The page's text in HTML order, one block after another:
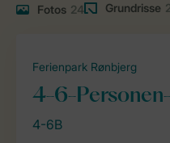
Fotos 24 Grundrisse 2
Ferienpark Rønbjerg
4-6-
4-6B